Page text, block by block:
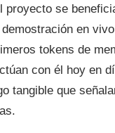
proyecto se
en
tokens de
con él hoy en
tangible que